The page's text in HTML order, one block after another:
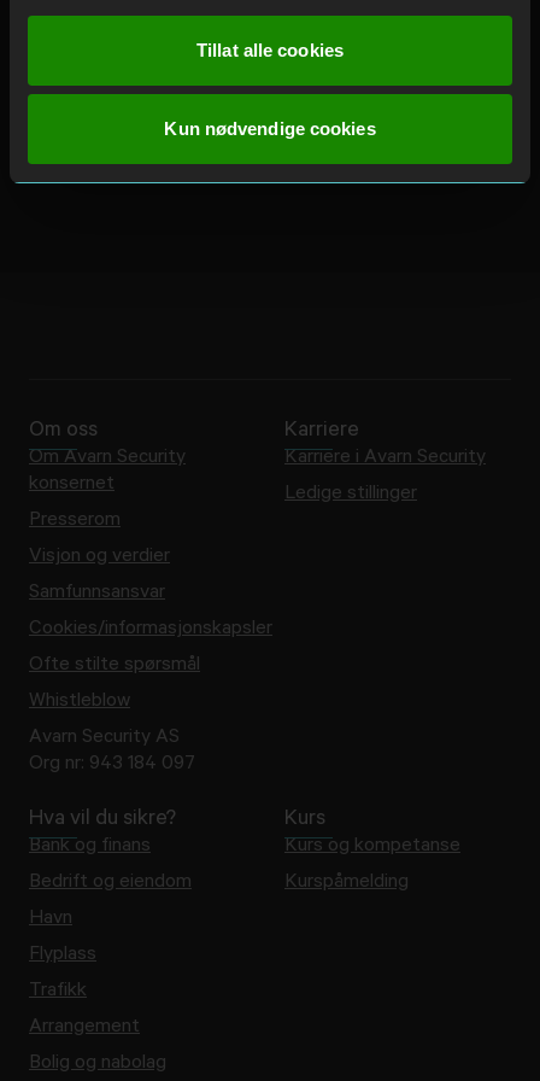
Tillat alle cookies
Kun nødvendige cookies
med å trygge både mennesker og verdier. Sammen
med ledelsen i Security Norway skal vi sørge for at
nye sikkerhetsleverandør, sier Kjell Frode Vik.
Om oss
Om Avarn Security
konsernet
Presserom
Visjon og verdier
Samfunnsansvar
Cookies/informasjonskapsler
Ofte stilte spørsmål
Whistleblow
Avarn Security AS
Org nr: 943 184 097
Karriere
Karriere i Avarn Security
Ledige stillinger
Hva vil du sikre?
Bank og finans
Bedrift og eiendom
Havn
Flyplass
Trafikk
Arrangement
Bolig og nabolag
Kurs
Kurs og kompetanse
Kurspåmelding